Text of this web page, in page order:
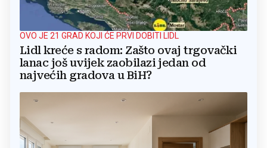
OVO JE 21 GRAD KOJI ĆE PRVI DOBITI LIDL
Lidl kreće s radom: Zašto ovaj trgovački
lanac još uvijek zaobilazi jedan od
najvećih gradova u BiH?